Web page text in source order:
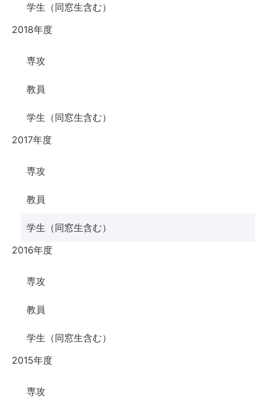
学生（同窓生含む）
2018年度
専攻
教員
学生（同窓生含む）
2017年度
専攻
教員
学生（同窓生含む）
2016年度
専攻
教員
学生（同窓生含む）
2015年度
専攻